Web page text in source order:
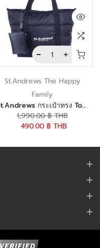
St.Andrews The Happy
Family
St.Andrews กระเป๋าทรง ToteBag + สายสะพายยาว รุ่น SSH0001 - สีดำ
1,990.00 ฿ THB
490.00 ฿ THB